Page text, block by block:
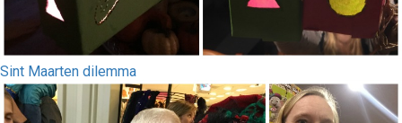
Sint Maarten dilemma